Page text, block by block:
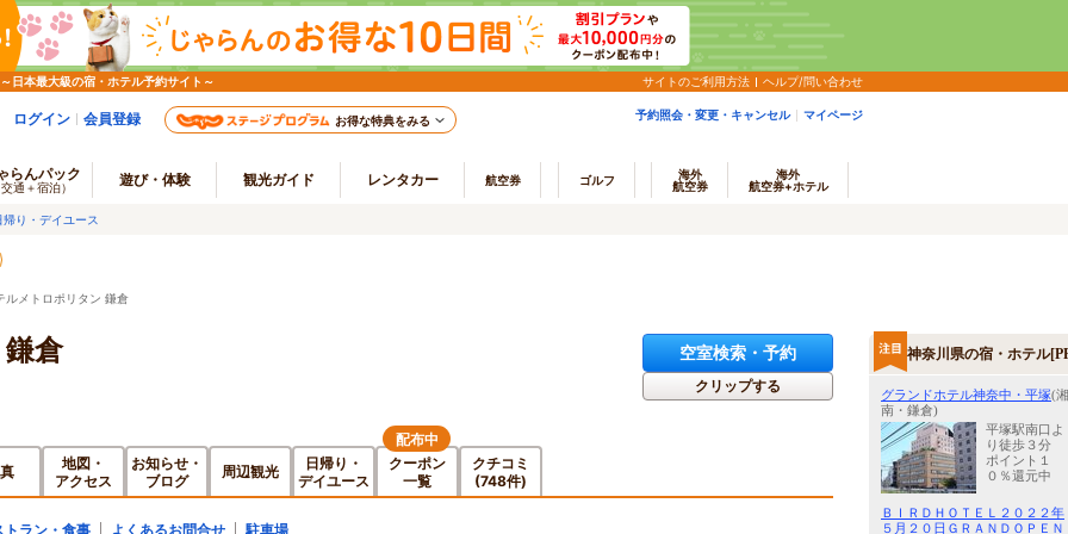
日本最大級の宿・ホテル予約サイト～ サイトのご利用方法 ヘルプ/問い合わせ
ログイン 会員登録 お得な特典をみる 予約照会・変更・キャンセル マイページ
らんパック
通＋宿泊） 遊び・体験 観光ガイド レンタカー 航空券 ゴルフ
海外
航空券
海外
航空券+ホテル
帰り・デイユース
メトロポリタン 鎌倉
倉 空室検索・予約
クリップする
地図・
アクセス
お知らせ・
ブログ
周辺観光
日帰り・
デイユース
クーポン
一覧
配布中
クチコミ
(748件)
トラン・食事 よくあるお問合せ 駐車場
神奈川県の宿・ホテル
グランドホテル神奈中・平塚(湘
南・鎌倉)
平塚駅南口よ
り徒歩３分
ポイント１
０％還元中
ＢＩＲＤＨＯＴＥＬ２０２２年
５月２０日ＧＲＡＮＤＯＰＥＮ